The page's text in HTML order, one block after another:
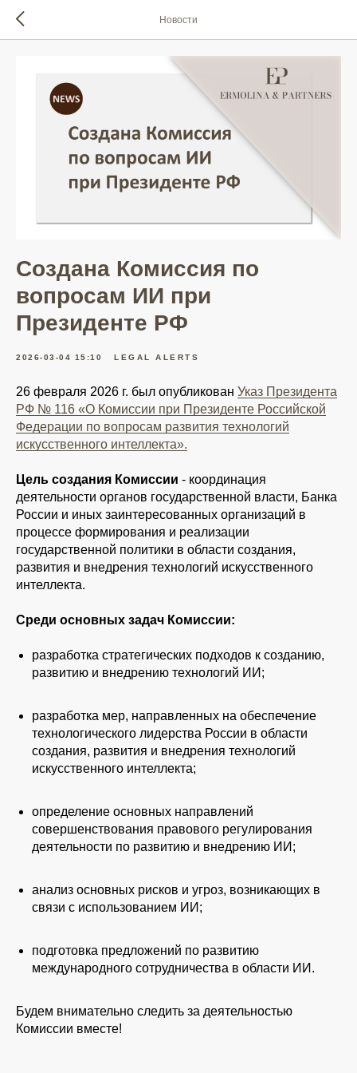
Новости
Создана Комиссия по
вопросам ИИ при
Президенте РФ
2026-03-04 15:10 LEGAL ALERTS
26 февраля 2026 г. был опубликован Указ Президента
РФ № 116 «О Комиссии при Президенте Российской
Федерации по вопросам развития технологий
искусственного интеллекта».
Цель создания Комиссии - координация
деятельности органов государственной власти, Банка
России и иных заинтересованных организаций в
процессе формирования и реализации
государственной политики в области создания,
развития и внедрения технологий искусственного
интеллекта.
Среди основных задач Комиссии:
разработка стратегических подходов к созданию,
развитию и внедрению технологий ИИ;
разработка мер, направленных на обеспечение
технологического лидерства России в области
создания, развития и внедрения технологий
искусственного интеллекта;
определение основных направлений
совершенствования правового регулирования
деятельности по развитию и внедрению ИИ;
анализ основных рисков и угроз, возникающих в
связи с использованием ИИ;
подготовка предложений по развитию
международного сотрудничества в области ИИ.
Будем внимательно следить за деятельностью
Комиссии вместе!